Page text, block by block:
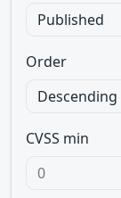
Order
CVSS min